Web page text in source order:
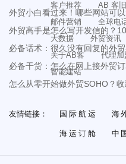
外贸小白看过来！哪些网站可
外贸高手是怎么写开发信的？
必备话术：很久没有回复的外
必备干货：怎么在网上接外贸
怎么从零开始做外贸SOHO？收
客户推荐
AB 客
邮件营销
全球电
大数据
外贸资讯
关于AB客
代理加
智能建站
友情链接： 国际航运 海
海运订舱 中